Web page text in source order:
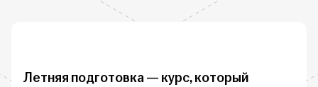
Летняя подготовка — курс, который